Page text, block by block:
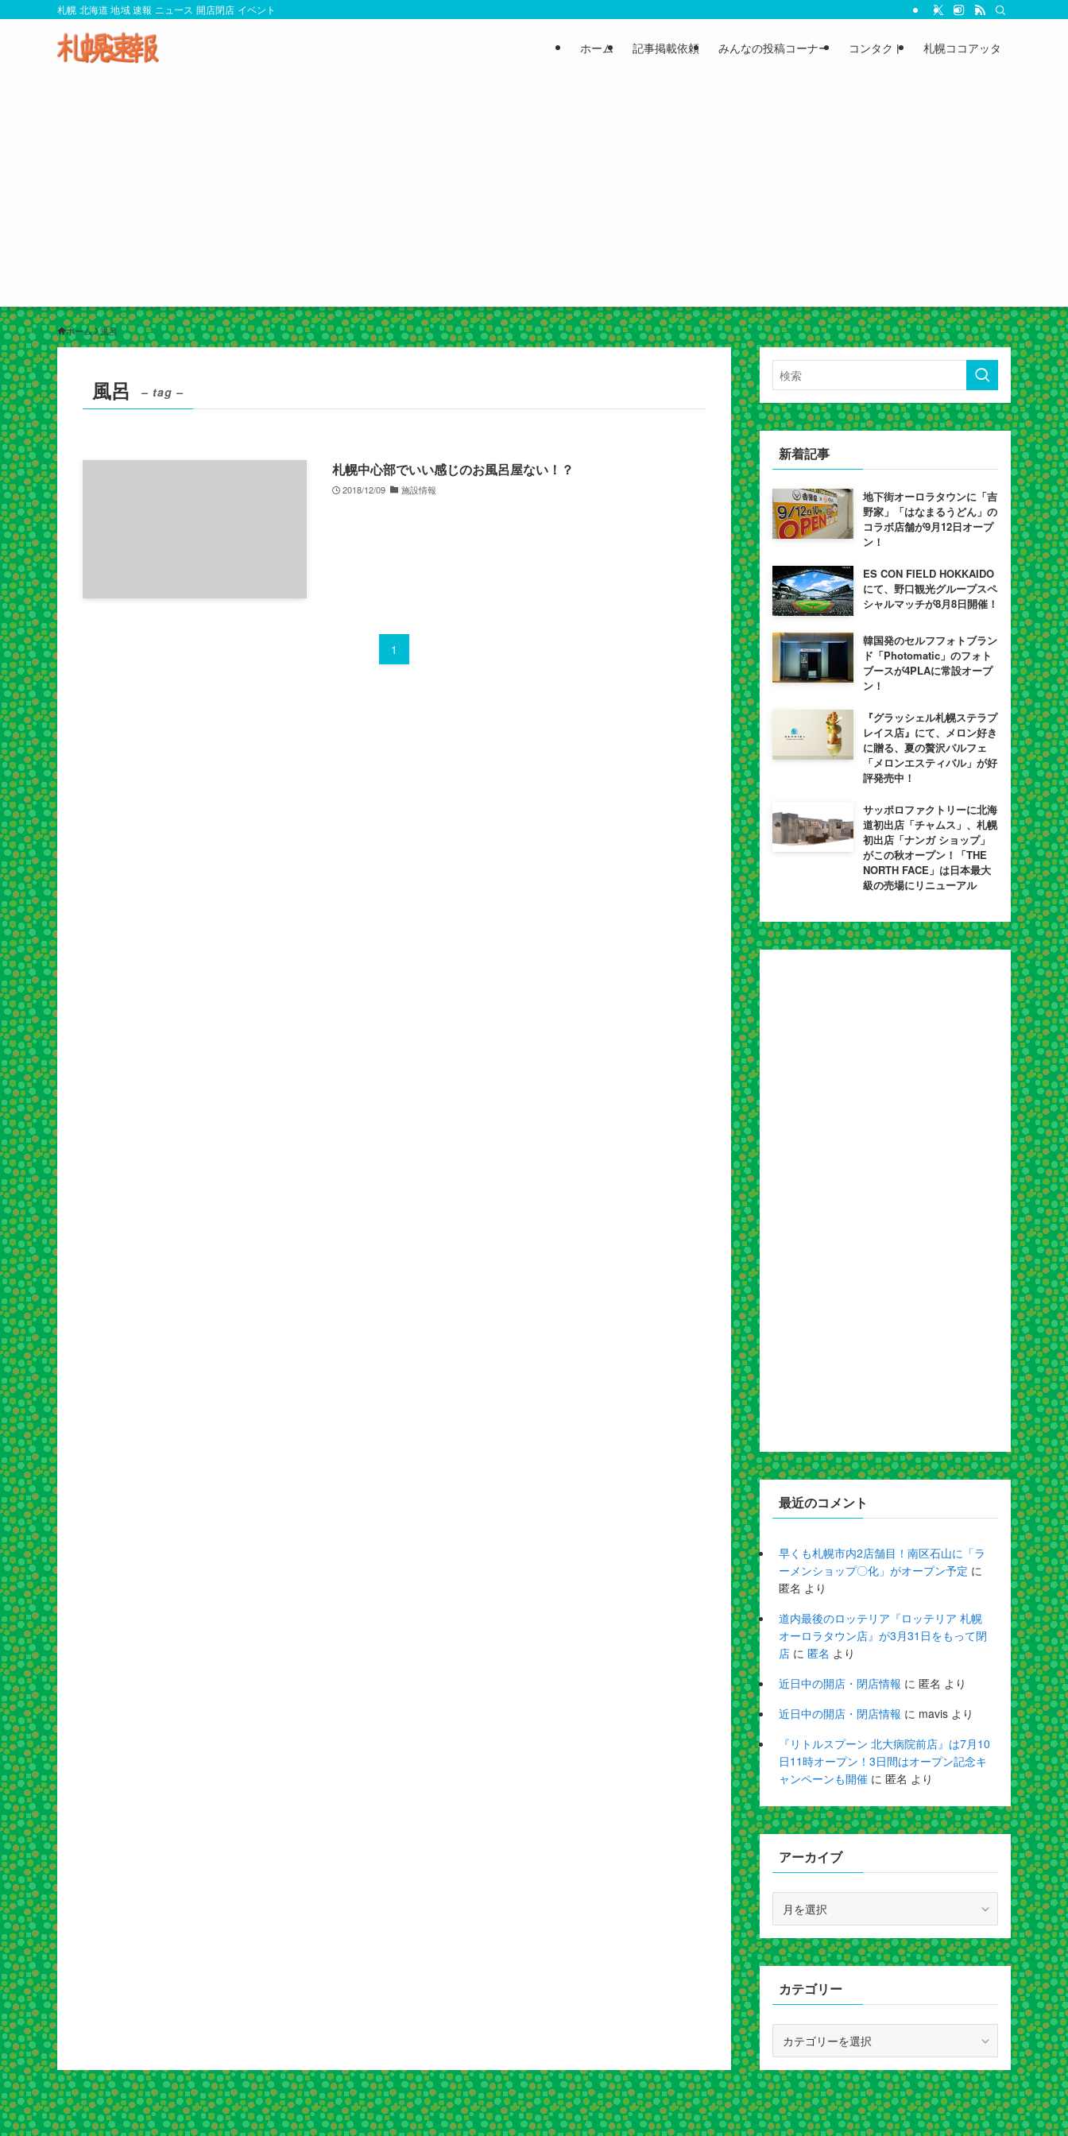
札幌 北海道 地域 速報 ニュース 開店閉店 イベント
ホーム 記事掲載依頼 みんなの投稿コーナー コンタクト 札幌ココアッタ
ホーム 風呂
風呂 – tag –
札幌中心部でいい感じのお風呂屋ない！？
2018/12/09 施設情報
1
新着記事
地下街オーロラタウンに「吉
野家」「はなまるうどん」の
コラボ店舗が9月12日オープ
ン！
ES CON FIELD HOKKAIDO
にて、野口観光グループスペ
シャルマッチが8月8日開催！
韓国発のセルフフォトブラン
ド「Photomatic」のフォト
ブースが4PLAに常設オープ
ン！
『グラッシェル札幌ステラプ
レイス店』にて、メロン好き
に贈る、夏の贅沢パルフェ
「メロンエスティバル」が好
評発売中！
サッポロファクトリーに北海
道初出店「チャムス」、札幌
初出店「ナンガ ショップ」
がこの秋オープン！「THE
NORTH FACE」は日本最大
級の売場にリニューアル
最近のコメント
早くも札幌市内2店舗目！南区石山に「ラ
ーメンショップ〇化」がオープン予定 に
匿名 より
道内最後のロッテリア『ロッテリア 札幌
オーロラタウン店』が3月31日をもって閉
店 に 匿名 より
近日中の開店・閉店情報 に 匿名 より
近日中の開店・閉店情報 に mavis より
『リトルスプーン 北大病院前店』は7月10
日11時オープン！3日間はオープン記念キ
ャンペーンも開催 に 匿名 より
アーカイブ
カ
イ
ブ
カテゴリー
ゴ
リ
ー